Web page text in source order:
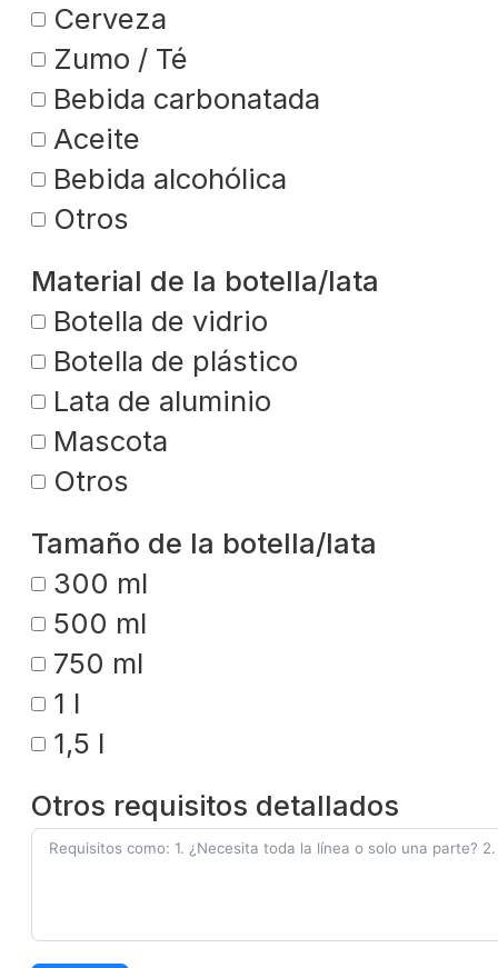
Cerveza
Zumo / Té
Bebida carbonatada
Aceite
Bebida alcohólica
Otros
Material de la botella/lata
Botella de vidrio
Botella de plástico
Lata de aluminio
Mascota
Otros
Tamaño de la botella/lata
300 ml
500 ml
750 ml
1 l
1,5 l
Otros requisitos detallados